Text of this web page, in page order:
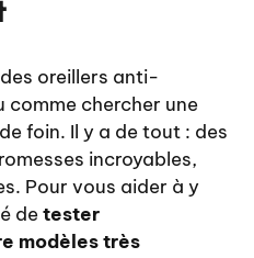
oreillers anti-
comme chercher une
foin. Il y a de tout : des
incroyables,
Pour vous aider à y
detester
modèles très